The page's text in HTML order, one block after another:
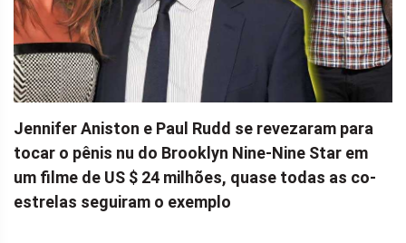
Jennifer Aniston e Paul Rudd se revezaram para
tocar o pênis nu do Brooklyn Nine-Nine Star em
um filme de US $ 24 milhões, quase todas as co-
estrelas seguiram o exemplo